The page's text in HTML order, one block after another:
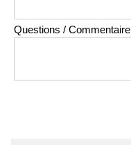
Questions / Commentaire